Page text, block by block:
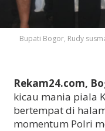
Bupati Bogor, Rudy
Rekam24.com,
kicau mania piala
bertempat di
momentum Polri